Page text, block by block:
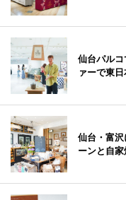
仙台パル
ァーで東
仙台・富
ーンと自